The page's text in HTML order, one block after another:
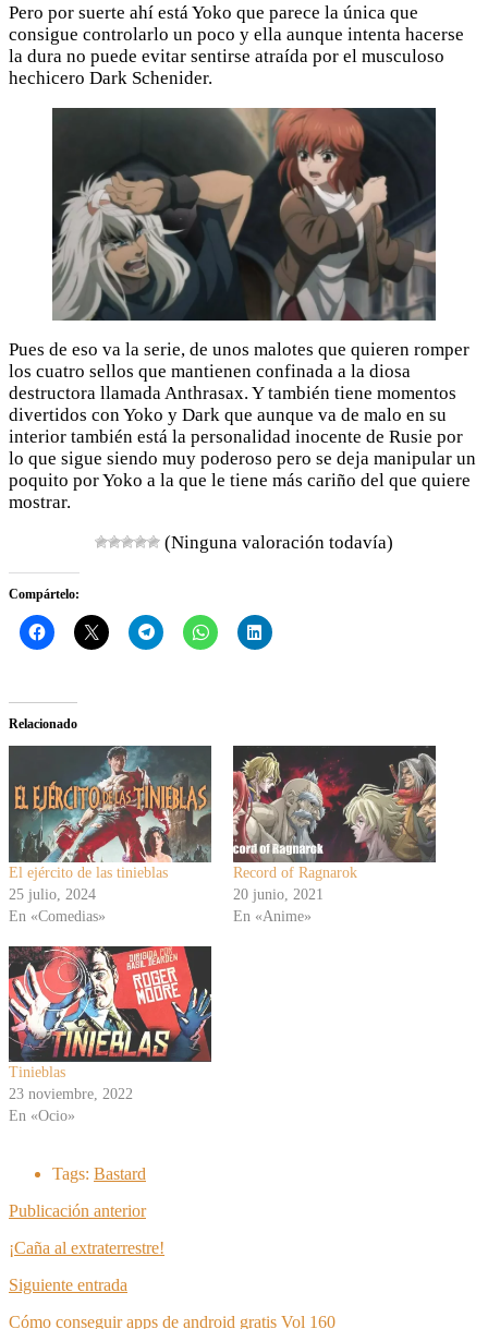
Pero por suerte ahí está Yoko que parece la única que
consigue controlarlo un poco y ella aunque intenta hacerse
la dura no puede evitar sentirse atraída por el musculoso
hechicero Dark Schenider.
Pues de eso va la serie, de unos malotes que quieren romper
los cuatro sellos que mantienen confinada a la diosa
destructora llamada Anthrasax. Y también tiene momentos
divertidos con Yoko y Dark que aunque va de malo en su
interior también está la personalidad inocente de Rusie por
lo que sigue siendo muy poderoso pero se deja manipular un
poquito por Yoko a la que le tiene más cariño del que quiere
mostrar.
(Ninguna valoración todavía)
Compártelo:
Relacionado
El ejército de las tinieblas
25 julio, 2024
En «Comedias»
Record of Ragnarok
20 junio, 2021
En «Anime»
Tinieblas
23 noviembre, 2022
En «Ocio»
Tags: Bastard
Publicación anterior
¡Caña al extraterrestre!
Siguiente entrada
Cómo conseguir apps de android gratis Vol 160